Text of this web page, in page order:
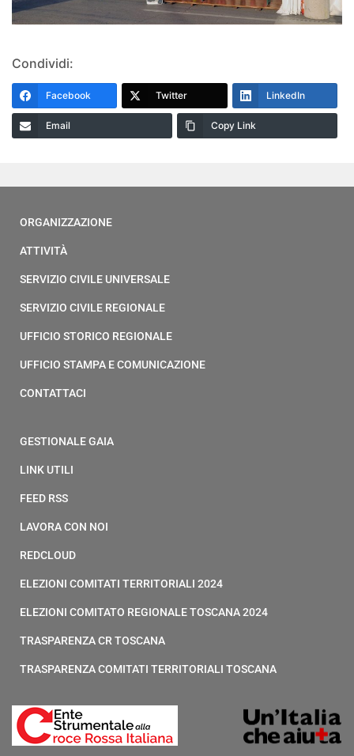
Condividi:
Facebook Twitter LinkedIn
Email Copy Link
ORGANIZZAZIONE
ATTIVITÀ
SERVIZIO CIVILE UNIVERSALE
SERVIZIO CIVILE REGIONALE
UFFICIO STORICO REGIONALE
UFFICIO STAMPA E COMUNICAZIONE
CONTATTACI
GESTIONALE GAIA
LINK UTILI
FEED RSS
LAVORA CON NOI
REDCLOUD
ELEZIONI COMITATI TERRITORIALI 2024
ELEZIONI COMITATO REGIONALE TOSCANA 2024
TRASPARENZA CR TOSCANA
TRASPARENZA COMITATI TERRITORIALI TOSCANA